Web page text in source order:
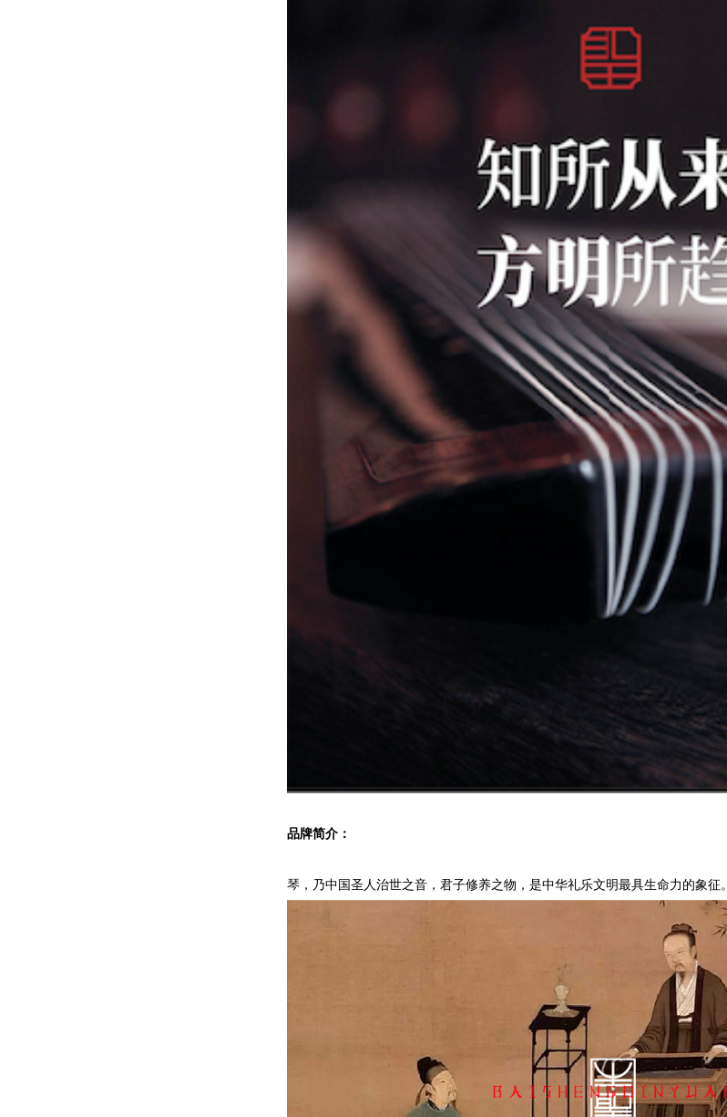
品牌简介：
琴，乃中国圣人治世之音，君子修养之物，是中华礼乐文明最具生命力的象征。